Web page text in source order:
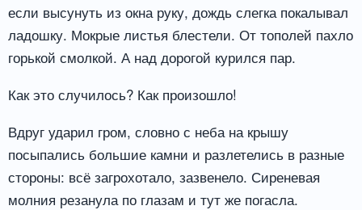
если высунуть из окна руку, дождь слегка покалывал
ладошку. Мокрые листья блестели. От тополей пахло
горькой смолкой. А над дорогой курился пар.
Как это случилось? Как произошло!
Вдруг ударил гром, словно с неба на крышу
посыпались большие камни и разлетелись в разные
стороны: всё загрохотало, зазвенело. Сиреневая
молния резанула по глазам и тут же погасла.